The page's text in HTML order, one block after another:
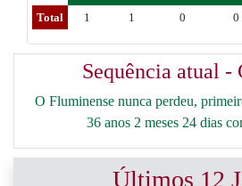
Total 1 1 0 0
Sequência atual -
O Fluminense nunca perdeu,
36 anos 2 meses 24 dias
Últimos 12